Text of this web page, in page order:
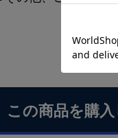
この商品を購